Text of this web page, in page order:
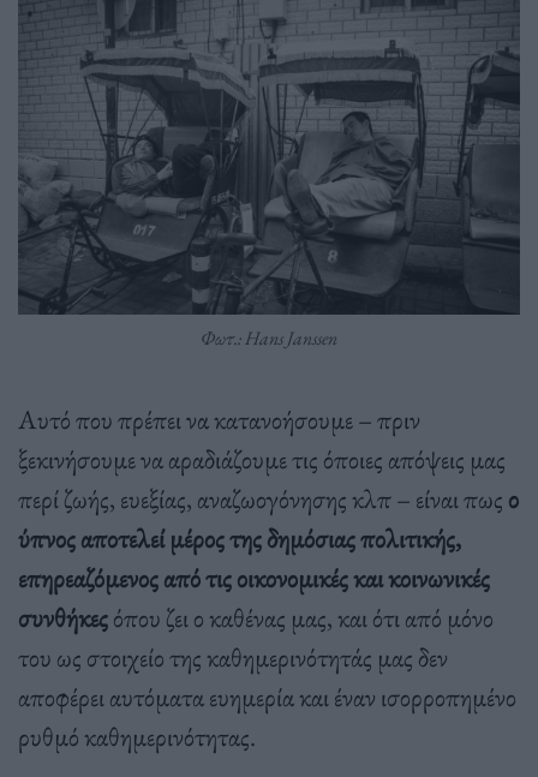
Φωτ.: Hans Janssen
Αυτό που πρέπει να κατανοήσουμε – πριν
ξεκινήσουμε να αραδιάζουμε τις όποιες απόψεις μας
περί ζωής, ευεξίας, αναζωογόνησης κλπ – είναι πως ο
ύπνος αποτελεί μέρος της δημόσιας πολιτικής,
επηρεαζόμενος από τις οικονομικές και κοινωνικές
συνθήκεςόπου ζει ο καθένας μας, και ότι από μόνο
του ως στοιχείο της καθημερινότητάς μας δεν
αποφέρει αυτόματα ευημερία και έναν ισορροπημένο
ρυθμό καθημερινότητας.